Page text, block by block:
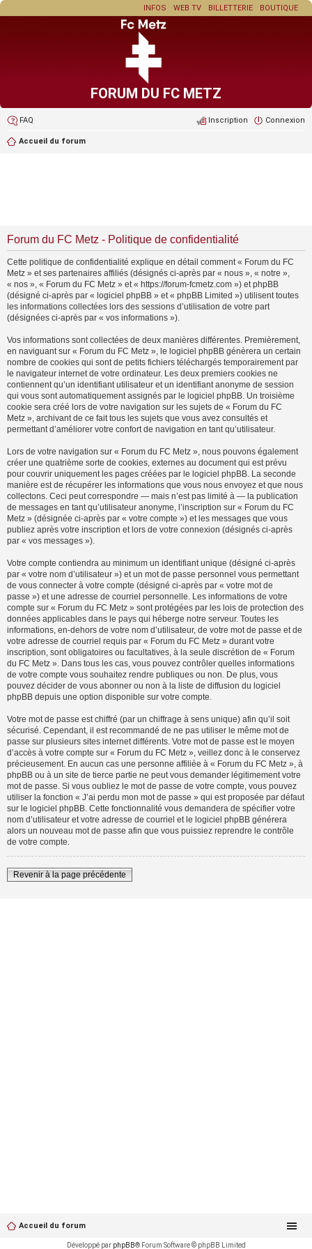
BOUTIQUE
BILLETTERIE
WEB TV
INFOS
FORUM DU FC METZ
FAQ Connexion
Inscription
Accueil du forum
Forum du FC Metz - Politique de confidentialité
Cette politique de confidentialité explique en détail comment « Forum du FC
Metz » et ses partenaires affiliés (désignés ci-après par « nous », « notre »,
« nos », « Forum du FC Metz » et « https://forum-fcmetz.com ») et phpBB
(désigné ci-après par « logiciel phpBB » et « phpBB Limited ») utilisent toutes
les informations collectées lors des sessions d’utilisation de votre part
(désignées ci-après par « vos informations »).
Vos informations sont collectées de deux manières différentes. Premièrement,
en naviguant sur « Forum du FC Metz », le logiciel phpBB génèrera un certain
nombre de cookies qui sont de petits fichiers téléchargés temporairement par
le navigateur internet de votre ordinateur. Les deux premiers cookies ne
contiennent qu’un identifiant utilisateur et un identifiant anonyme de session
qui vous sont automatiquement assignés par le logiciel phpBB. Un troisième
cookie sera créé lors de votre navigation sur les sujets de « Forum du FC
Metz », archivant de ce fait tous les sujets que vous avez consultés et
permettant d’améliorer votre confort de navigation en tant qu’utilisateur.
Lors de votre navigation sur « Forum du FC Metz », nous pouvons également
créer une quatrième sorte de cookies, externes au document qui est prévu
pour couvrir uniquement les pages créées par le logiciel phpBB. La seconde
manière est de récupérer les informations que vous nous envoyez et que nous
collectons. Ceci peut correspondre — mais n’est pas limité à — la publication
de messages en tant qu’utilisateur anonyme, l’inscription sur « Forum du FC
Metz » (désignée ci-après par « votre compte ») et les messages que vous
publiez après votre inscription et lors de votre connexion (désignés ci-après
par « vos messages »).
Votre compte contiendra au minimum un identifiant unique (désigné ci-après
par « votre nom d’utilisateur ») et un mot de passe personnel vous permettant
de vous connecter à votre compte (désigné ci-après par « votre mot de
passe ») et une adresse de courriel personnelle. Les informations de votre
compte sur « Forum du FC Metz » sont protégées par les lois de protection des
données applicables dans le pays qui héberge notre serveur. Toutes les
informations, en-dehors de votre nom d’utilisateur, de votre mot de passe et de
votre adresse de courriel requis par « Forum du FC Metz » durant votre
inscription, sont obligatoires ou facultatives, à la seule discrétion de « Forum
du FC Metz ». Dans tous les cas, vous pouvez contrôler quelles informations
de votre compte vous souhaitez rendre publiques ou non. De plus, vous
pouvez décider de vous abonner ou non à la liste de diffusion du logiciel
phpBB depuis une option disponible sur votre compte.
Votre mot de passe est chiffré (par un chiffrage à sens unique) afin qu’il soit
sécurisé. Cependant, il est recommandé de ne pas utiliser le même mot de
passe sur plusieurs sites internet différents. Votre mot de passe est le moyen
d’accès à votre compte sur « Forum du FC Metz », veillez donc à le conservez
précieusement. En aucun cas une personne affiliée à « Forum du FC Metz », à
phpBB ou à un site de tierce partie ne peut vous demander légitimement votre
mot de passe. Si vous oubliez le mot de passe de votre compte, vous pouvez
utiliser la fonction « J’ai perdu mon mot de passe » qui est proposée par défaut
sur le logiciel phpBB. Cette fonctionnalité vous demandera de spécifier votre
nom d’utilisateur et votre adresse de courriel et le logiciel phpBB générera
alors un nouveau mot de passe afin que vous puissiez reprendre le contrôle
de votre compte.
Revenir à la page précédente
Accueil du forum
Développé par phpBB® Forum Software © phpBB Limited